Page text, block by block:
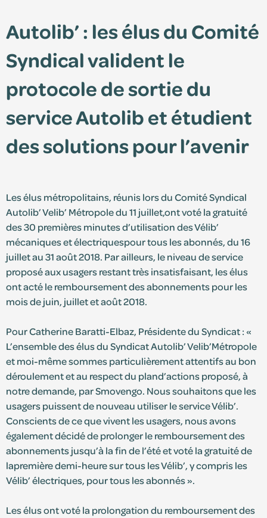
Édition 2025
Édition 2024
Espace adhérent
Consultez le centre de ressources et retrouvez
vos documents personnalisés.
S'identifier
Devenir adhérent
Autolib’ : les élus du Comité
Syndical valident le
protocole de sortie du
service Autolib et étudient
des solutions pour l’avenir
Les élus métropolitains, réunis lors du Comité Syndical
Autolib’ Velib’ Métropole du 11 juillet,ont voté la gratuité
des 30 premières minutes d’utilisation des Vélib’
mécaniques et électriquespour tous les abonnés, du 16
juillet au 31 août 2018. Par ailleurs, le niveau de service
proposé aux usagers restant très insatisfaisant, les élus
ont acté le remboursement des abonnements pour les
mois de juin, juillet et août 2018.
Pour Catherine Baratti-Elbaz, Présidente du Syndicat : «
L’ensemble des élus du Syndicat Autolib’ Velib’Métropole
et moi-même sommes particulièrement attentifs au bon
déroulement et au respect du pland’actions proposé, à
notre demande, par Smovengo. Nous souhaitons que les
usagers puissent de nouveau utiliser le service Vélib’.
Conscients de ce que vivent les usagers, nous avons
également décidé de prolonger le remboursement des
abonnements jusqu’à la fin de l’été et voté la gratuité de
lapremière demi-heure sur tous les Vélib’, y compris les
Vélib’ électriques, pour tous les abonnés ».
Les élus ont voté la prolongation du remboursement des